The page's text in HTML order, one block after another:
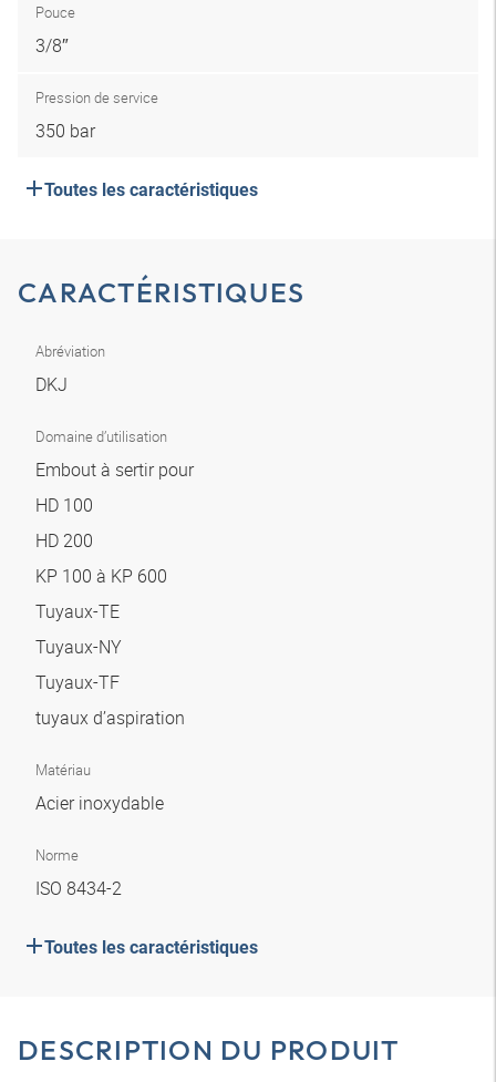
Pouce
3/8″
Pression de service
350 bar
Toutes les caractéristiques
CARACTÉRISTIQUES
Abréviation
DKJ
Domaine d’utilisation
Embout à sertir pour
HD 100
HD 200
KP 100 à KP 600
Tuyaux-TE
Tuyaux-NY
Tuyaux-TF
tuyaux d’aspiration
Matériau
Acier inoxydable
Norme
ISO 8434-2
Toutes les caractéristiques
DESCRIPTION DU PRODUIT